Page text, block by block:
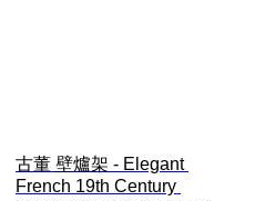
古董 壁爐架 - Elegant
French 19th Century